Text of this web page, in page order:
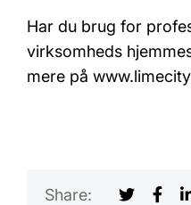
Har du brug for
virksomheds
mere på
Share: